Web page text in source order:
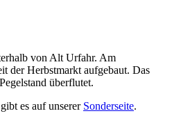
von Alt Urfahr. Am
der Herbstmarkt aufgebaut. Das
überflutet.
es auf unserer Sonderseite.